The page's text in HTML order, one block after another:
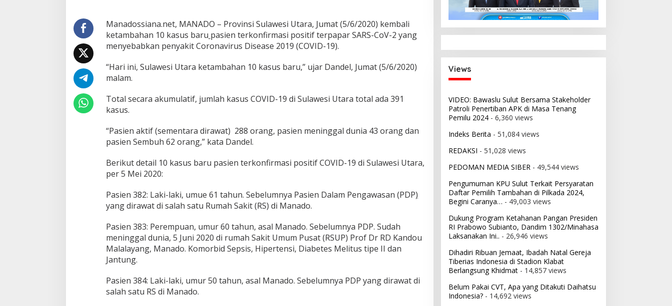
t
a
i
a
e
V
I
-
1
9
i
S
l
a
w
e
U
t
a
Manadossiana.net, MANADO – Provinsi Sulawesi Utara, Jumat (5/6/2020) kembali
ketambahan 10 kasus baru pasien terkonfirmasi positif terpapar SARS-CoV-2 yang
menyebabkan penyakit Coronavirus Disease 2019 (COVID-19).
“Hari ini, Sulawesi Utara ketambahan 10 kasus baru,” ujar Dandel, Jumat (5/6/2020)
malam.
Total secara akumulatif, jumlah kasus COVID-19 di Sulawesi Utara total ada 391
kasus.
“Pasien aktif (sementara dirawat) 288 orang, pasien meninggal dunia 43 orang dan
pasien Sembuh 62 orang,” kata Dandel.
Berikut detail 10 kasus baru pasien terkonfirmasi positif COVID-19 di Sulawesi Utara,
per 5 Mei 2020:
Pasien 382: Laki-laki, umue 61 tahun. Sebelumnya Pasien Dalam Pengawasan (PDP)
yang dirawat di salah satu Rumah Sakit (RS) di Manado.
Pasien 383: Perempuan, umur 60 tahun, asal Manado. Sebelumnya PDP. Sudah
meninggal dunia, 5 Juni 2020 di rumah Sakit Umum Pusat (RSUP) Prof Dr RD Kandou
Malalayang, Manado. Komorbid Sepsis, Hipertensi, Diabetes Melitus tipe II dan
Jantung.
Pasien 384: Laki-laki, umur 50 tahun, asal Manado. Sebelumnya PDP yang dirawat di
salah satu RS di Manado.
Views
VIDEO: Bawaslu Sulut Bersama Stakeholder
Patroli Penertiban APK di Masa Tenang
Pemilu 2024- 6,360 views
Indeks Berita - 51,084 views
REDAKSI - 51,028 views
PEDOMAN MEDIA SIBER- 49,544 views
Pengumuman KPU Sulut Terkait Persyaratan
Daftar Pemilih Tambahan di Pilkada 2024,
Begini Caranya… - 49,003 views
Dukung Program Ketahanan Pangan Presiden
RI Prabowo Subianto, Dandim 1302/Minahasa
Laksanakan Ini.. - 26,946 views
Dihadiri Ribuan Jemaat, Ibadah Natal Gereja
Tiberias Indonesia di Stadion Klabat
Berlangsung Khidmat- 14,857 views
Belum Pakai CVT, Apa yang Ditakuti Daihatsu
Indonesia?- 14,692 views